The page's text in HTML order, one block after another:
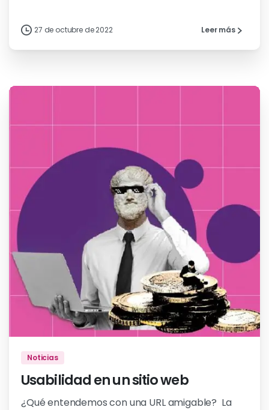
27 de octubre de 2022 Leer más
Noticias
Usabilidad en un sitio web
¿Qué entendemos con una URL amigable? La